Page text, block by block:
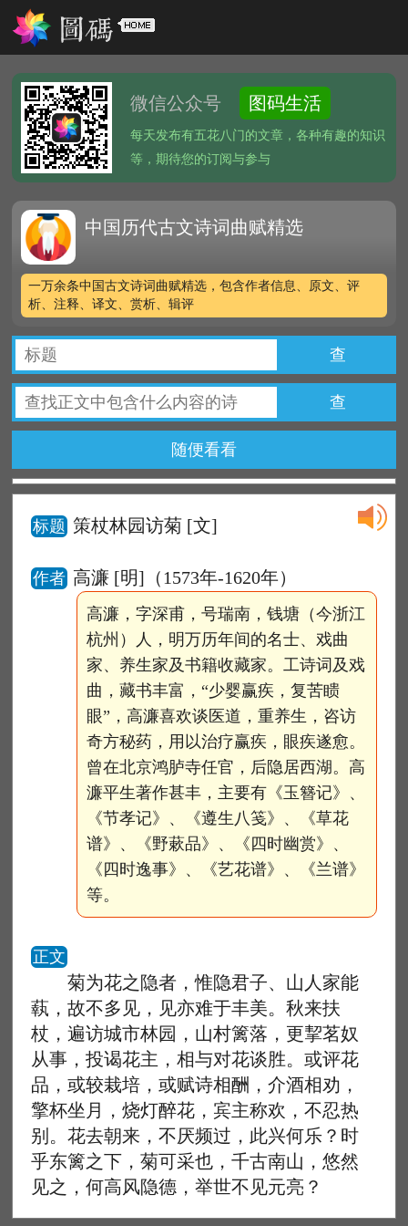
微信公众号 图码生活
每天发布有五花八门的文章，各种有趣的知识
等，期待您的订阅与参与
中国历代古文诗词曲赋精选
一万余条中国古文诗词曲赋精选，包含作者信息、原文、评
析、注释、译文、赏析、辑评
查
查
随便看看
标题 策杖林园访菊 [文]
作者 高濂 [明]（1573年-1620年）
高濂，字深甫，号瑞南，钱塘（今浙江
杭州）人，明万历年间的名士、戏曲
家、养生家及书籍收藏家。工诗词及戏
曲，藏书丰富，“少婴赢疾，复苦瞆
眼”，高濂喜欢谈医道，重养生，咨访
奇方秘药，用以治疗赢疾，眼疾遂愈。
曾在北京鸿胪寺任官，后隐居西湖。高
濂平生著作甚丰，主要有《玉簪记》、
《节孝记》、《遵生八笺》、《草花
谱》、《野蔌品》、《四时幽赏》、
《四时逸事》、《艺花谱》、《兰谱》
等。
正文
菊为花之隐者，惟隐君子、山人家能
蓻，故不多见，见亦难于丰美。秋来扶
杖，遍访城市林园，山村篱落，更挈茗奴
从事，投谒花主，相与对花谈胜。或评花
品，或较栽培，或赋诗相酬，介酒相劝，
擎杯坐月，烧灯醉花，宾主称欢，不忍热
别。花去朝来，不厌频过，此兴何乐？时
乎东篱之下，菊可采也，千古南山，悠然
见之，何高风隐德，举世不见元亮？